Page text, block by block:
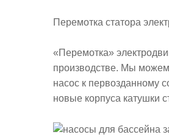
Перемотка статора
«Перемотка»
производстве. Мы можем
насос к первозданному
новые корпуса катушки